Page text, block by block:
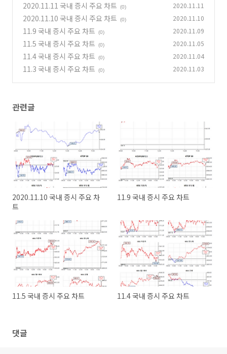
2020.11.11 국내 증시 주요 차트
(0) 2020.11.11
2020.11.10 국내 증시 주요 차트 (0) 2020.11.10
11.9 국내 증시 주요 차트 (0) 2020.11.09
11.5 국내 증시 주요 차트 (0) 2020.11.05
11.4 국내 증시 주요 차트 (0) 2020.11.04
11.3 국내 증시 주요 차트 (0) 2020.11.03
관련글
2020.11.10 국내 증시 주요 차
트
11.9 국내 증시 주요 차트
11.5 국내 증시 주요 차트 11.4 국내 증시 주요 차트
댓글